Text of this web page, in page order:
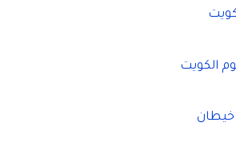
خيطان